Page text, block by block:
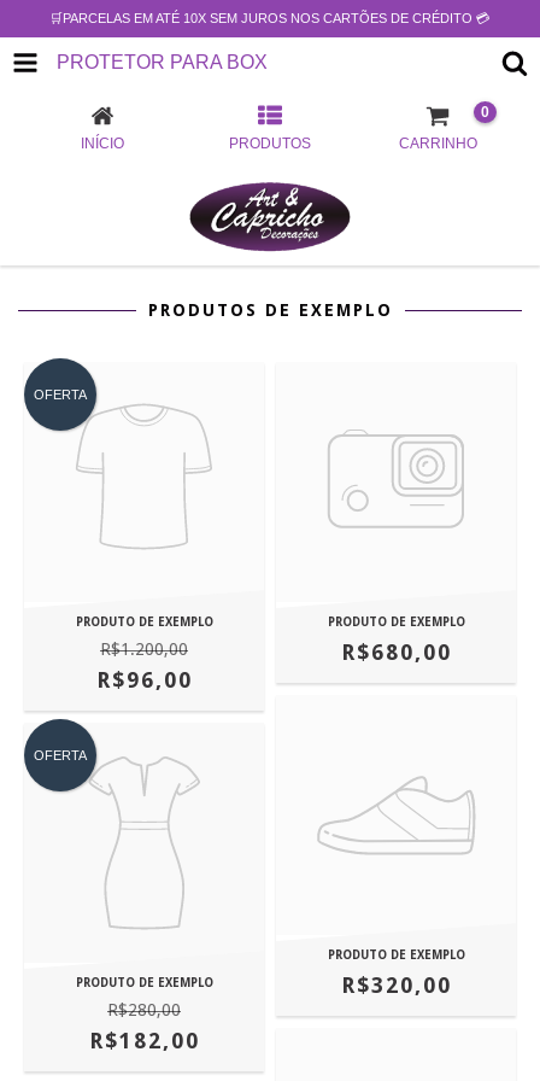
🛒PARCELAS EM ATÉ 10X SEM JUROS NOS CARTÕES DE CRÉDITO 💳
PROTETOR PARA BOX
INÍCIO PRODUTOS CARRINHO
0
PRODUTOS DE EXEMPLO
OFERTA
PRODUTO DE EXEMPLO
R$1.200,00
R$96,00
PRODUTO DE EXEMPLO
R$680,00
OFERTA
PRODUTO DE EXEMPLO
R$280,00
R$182,00
PRODUTO DE EXEMPLO
R$320,00